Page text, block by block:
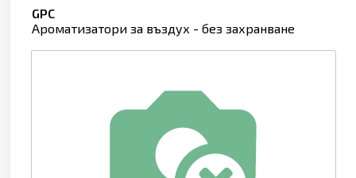
GPC
Ароматизатори за въздух - без захранване